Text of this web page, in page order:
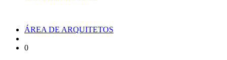
ÁREA DE ARQUITETOS
0